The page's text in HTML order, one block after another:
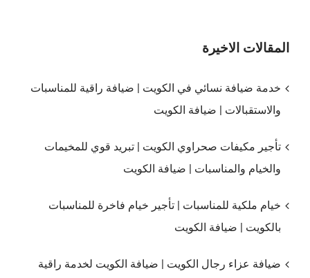
المقالات الاخيرة
خدمة ضيافة نسائي في الكويت | ضيافة راقية للمناسبات
والاستقبالات | ضيافة الكويت
تأجير مكيفات صحراوي الكويت | تبريد قوي للمخيمات
والخيام والمناسبات | ضيافة الكويت
خيام ملكية للمناسبات | تأجير خيام فاخرة للمناسبات
بالكويت | ضيافة الكويت
ضيافة عزاء رجال الكويت | ضيافة الكويت لخدمة راقية